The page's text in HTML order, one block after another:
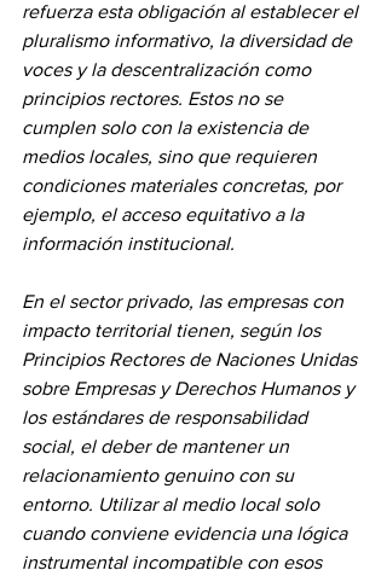
refuerza esta obligación al establecer el
pluralismo informativo, la diversidad de
voces y la descentralización como
principios rectores. Estos no se
cumplen solo con la existencia de
medios locales, sino que requieren
condiciones materiales concretas, por
ejemplo, el acceso equitativo a la
información institucional.
En el sector privado, las empresas con
impacto territorial tienen, según los
Principios Rectores de Naciones Unidas
sobre Empresas y Derechos Humanos y
los estándares de responsabilidad
social, el deber de mantener un
relacionamiento genuino con su
entorno. Utilizar al medio local solo
cuando conviene evidencia una lógica
instrumental incompatible con esos